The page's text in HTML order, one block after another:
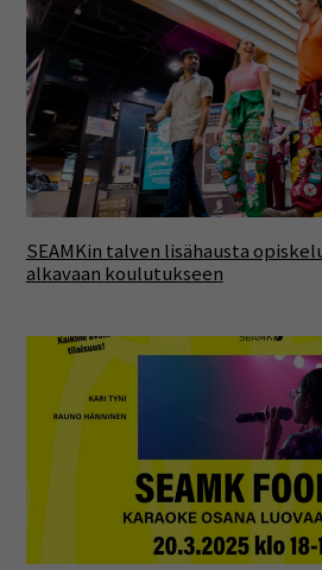
SEAMKin talven lisähausta
alkavaan koulutukseen